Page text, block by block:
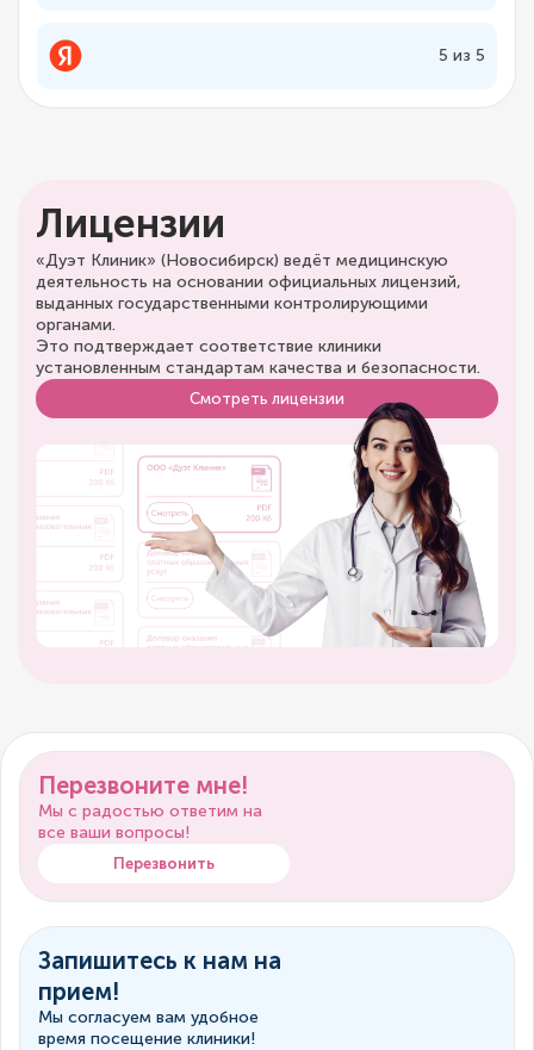
5 из 5
Лицензии
«Дуэт Клиник» (Новосибирск) ведёт медицинскую
деятельность на основании официальных лицензий,
выданных государственными контролирующими
органами.
Это подтверждает соответствие клиники
установленным стандартам качества и безопасности.
Смотреть лицензии
Перезвоните мне!
Мы с радостью ответим на
все ваши вопросы!
Перезвонить
Запишитесь к нам на
прием!
Мы согласуем вам удобное
время посещение клиники!